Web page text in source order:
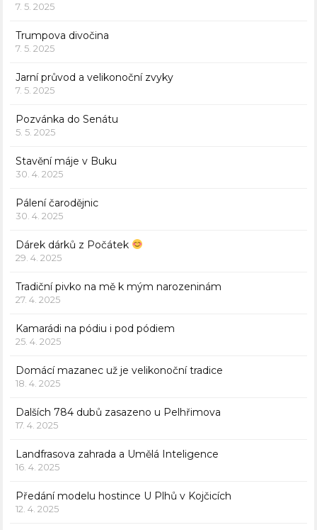
7. 5. 2025
Trumpova divočina
7. 5. 2025
Jarní průvod a velikonoční zvyky
7. 5. 2025
Pozvánka do Senátu
5. 5. 2025
Stavění máje v Buku
30. 4. 2025
Pálení čarodějnic
30. 4. 2025
Dárek dárků z Počátek
29. 4. 2025
Tradiční pivko na mě k mým narozeninám
27. 4. 2025
Kamarádi na pódiu i pod pódiem
25. 4. 2025
Domácí mazanec už je velikonoční tradice
18. 4. 2025
Dalších 784 dubů zasazeno u Pelhřimova
17. 4. 2025
Landfrasova zahrada a Umělá Inteligence
16. 4. 2025
Předání modelu hostince U Plhů v Kojčicích
12. 4. 2025